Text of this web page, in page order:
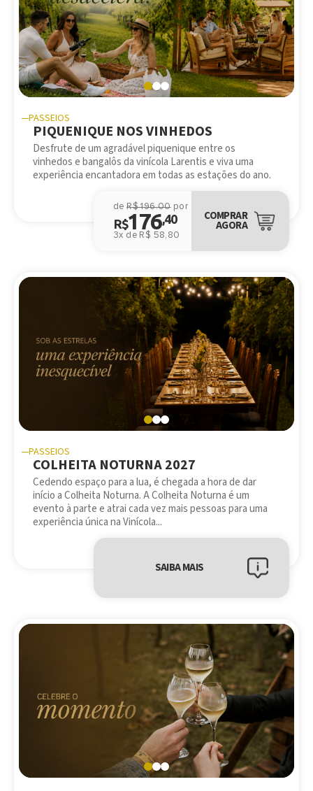
PASSEIOS
PIQUENIQUE NOS VINHEDOS
Desfrute de um agradável piquenique entre os
vinhedos e bangalôs da vinícola Larentis e viva uma
experiência encantadora em todas as estações do ano.
deR$ 196.00por
R$176,40
3x de R$ 58,80
COMPRAR
AGORA
PASSEIOS
COLHEITA NOTURNA 2027
Cedendo espaço para a lua, é chegada a hora de dar
início a Colheita Noturna. A Colheita Noturna é um
evento à parte e atrai cada vez mais pessoas para uma
experiência única na Vinícola...
SAIBA MAIS